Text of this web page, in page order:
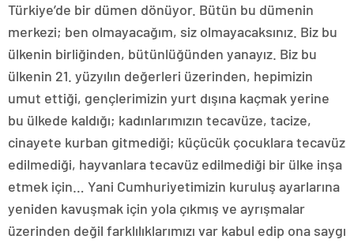
Türkiye’de bir dümen dönüyor. Bütün bu dümenin
merkezi; ben olmayacağım, siz olmayacaksınız. Biz bu
ülkenin birliğinden, bütünlüğünden yanayız. Biz bu
ülkenin 21. yüzyılın değerleri üzerinden, hepimizin
umut ettiği, gençlerimizin yurt dışına kaçmak yerine
bu ülkede kaldığı; kadınlarımızın tecavüze, tacize,
cinayete kurban gitmediği; küçücük çocuklara tecavüz
edilmediği, hayvanlara tecavüz edilmediği bir ülke inşa
etmek için… Yani Cumhuriyetimizin kuruluş ayarlarına
yeniden kavuşmak için yola çıkmış ve ayrışmalar
üzerinden değil farklılıklarımızı var kabul edip ona saygı